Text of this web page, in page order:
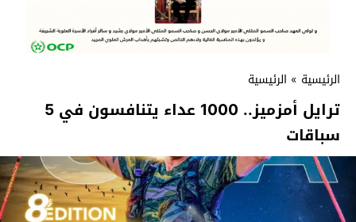
الرئيسية » الرئيسية
ترايل أمزميز.. 1000 عداء يتنافسون في 5
سباقات